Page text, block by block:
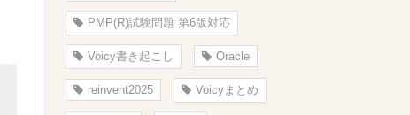
PMP(R)試験問題 第6版対応
Voicy書き起こし Oracle
reinvent2025 Voicyまとめ